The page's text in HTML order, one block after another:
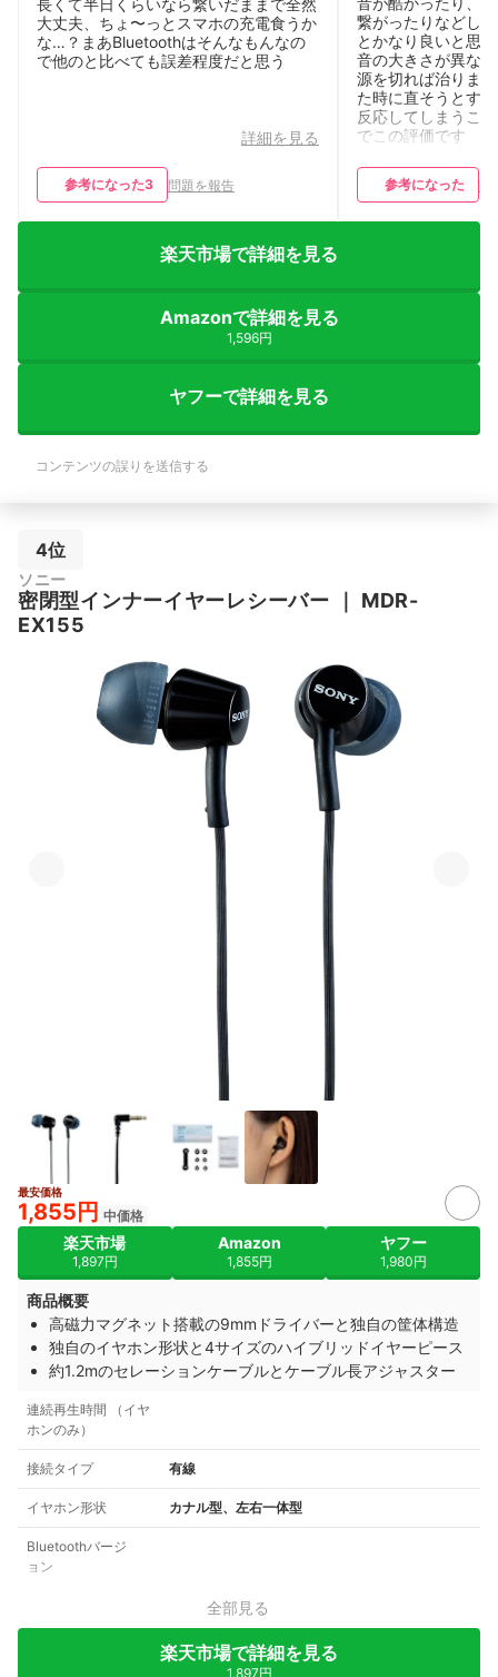
大丈夫、ちょ〜っとスマホの充電食うか
な…？まあBluetoothはそんなもんなの
で他のと比べても誤差程度だと思う
詳細を見る
参考になった3 問題を報告
繋がったりなどし
とかなり良いと思
音の大きさが異な
源を切れば治りま
た時に直そうとす
反応してしまうこ
でこの評価です
参考になった
楽天市場で詳細を見る
Amazonで詳細を見る
1,596円
ヤフーで詳細を見る
コンテンツの誤りを送信する
4位
ソニー
密閉型インナーイヤーレシーバー ｜ MDR-
EX155
最安価格
1,855円 中価格
楽天市場
1,897円
Amazon
1,855円
ヤフー
1,980円
商品概要
高磁力マグネット搭載の9mmドライバーと独自の筐体構造
独自のイヤホン形状と4サイズのハイブリッドイヤーピース
約1.2mのセレーションケーブルとケーブル長アジャスター
連続再生時間 （イヤ
ホンのみ）
接続タイプ 有線
イヤホン形状 カナル型、左右一体型
Bluetoothバージ
ョン
全部見る
楽天市場で詳細を見る
1,897円